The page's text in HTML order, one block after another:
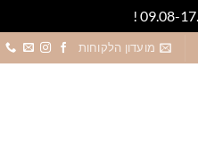
מועדון הלקוחות